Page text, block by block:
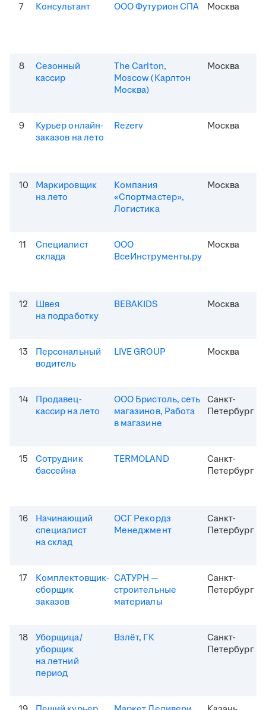
7 Консультант ООО Футурион СПА Москва
8
Сезонный
кассир
The Carlton,
Moscow (Карлтон
Москва)
Москва
9
Курьер онлайн-
заказов на лето
Rezerv Москва
10
Маркировщик
на лето
Компания
«Спортмастер»,
Логистика
Москва
11
Специалист
склада
ООО
ВсеИнструменты.ру
Москва
12
Швея
на подработку
BEBAKIDS Москва
13
Персональный
водитель
LIVE GROUP Москва
14
Продавец-
кассир на лето
ООО Бристоль, сеть
магазинов, Работа
в магазине
Санкт-
Петербург
15
Сотрудник
бассейна
TERMOLAND
Санкт-
Петербург
16
Начинающий
специалист
на склад
ОСГ Рекордз
Менеджмент
Санкт-
Петербург
17
Комплектовщик-
сборщик
заказов
САТУРН —
строительные
материалы
Санкт-
Петербург
18
Уборщица/
уборщик
на летний
период
Взлёт, ГК
Санкт-
Петербург